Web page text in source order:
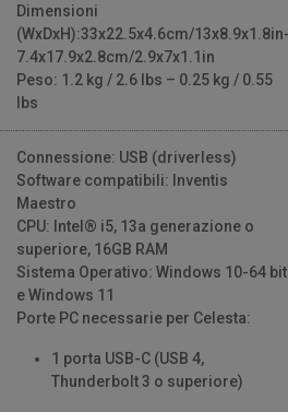
Dimensioni
(WxDxH):33x22.5x4.6cm/
7.4x17.9x2.8cm/2.9x7x1.1in
Peso: 1.2 kg / 2.6 lbs – 0.25 kg / 0.55
lbs
Connessione: USB (driverless)
Software compatibili: Inventis
Maestro
CPU: Intel® i5, 13a generazione o
superiore, 16GB RAM
Sistema Operativo: Windows 10-64 bit
e Windows 11
Porte PC necessarie per Celesta:
1 porta USB-C (USB 4,
Thunderbolt 3 o superiore)